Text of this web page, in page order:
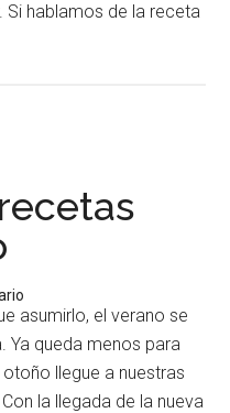
Si hablamos de la receta
asumirlo, el verano se
Ya queda menos para
otoño llegue a nuestras
la llegada de la nueva